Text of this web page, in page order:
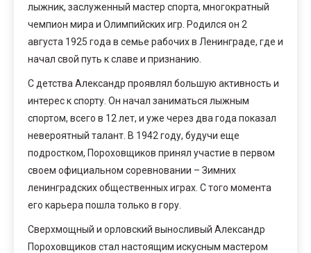
лыжник, заслуженный мастер спорта, многократный
чемпион мира и Олимпийских игр. Родился он 2
августа 1925 года в семье рабочих в Ленинграде, где и
начал свой путь к славе и признанию.
С детства Александр проявлял большую активность и
интерес к спорту. Он начал заниматься лыжным
спортом, всего в 12 лет, и уже через два года показал
невероятный талант. В 1942 году, будучи еще
подростком, Пороховщиков принял участие в первом
своем официальном соревновании – Зимних
ленинградских общественных играх. С того момента
его карьера пошла только в гору.
Сверхмощный и орловский выносливый Александр
Пороховщиков стал настоящим искусным мастером